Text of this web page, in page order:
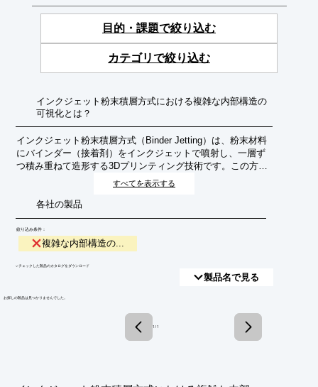
目的・課題で絞り込む
カテゴリで絞り込む
インクジェット粉末積層方式における複雑な内部構造の
可視化とは？
インクジェット粉末積層方式（Binder Jetting）は、粉末材料
にバインダー（接着剤）をインクジェットで噴射し、一層ず
つ積み重ねて造形する3Dプリンティング技術です。この方式
は、金属、セラミックス、砂など多様な材料に対応し、複雑
し、造形された部品の内部構造は目視では確認が難しく、そ
の品質評価や欠陥検出には高度な可視化技術が不可欠となり
ます。この可視化は、設計検証、製造プロセスの最適化、最
終製品の品質保証に貢献します。
すべてを表示する
各社の製品
絞り込み条件：
複雑な内部構造の...
​▼チェックした製品のカタログをダウンロード
製品名で見る
​お探しの製品は見つかりませんでした。
1 / 1